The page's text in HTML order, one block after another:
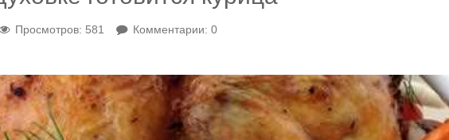
Просмотров: 581
Комментарии: 0